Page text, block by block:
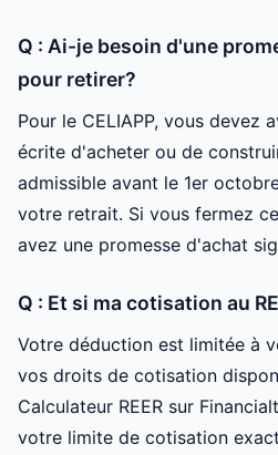
Q : Ai-je besoin d'une
pour retirer?
Pour le CELIAPP, vous devez
écrite d'acheter ou de
admissible avant le 1er
votre retrait. Si vous fermez
avez une promesse d'achat
Q : Et si ma cotisation au
Votre déduction est limitée à
vos droits de cotisation
Calculateur REER sur
votre limite de cotisation